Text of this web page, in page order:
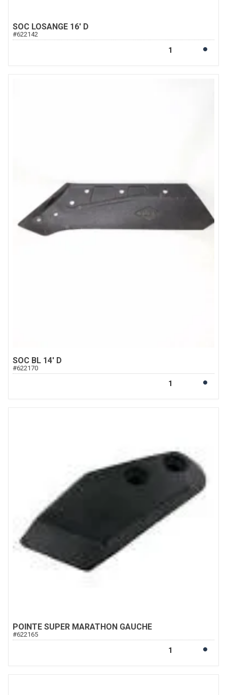
SOC LOSANGE 16' D
#622142
SOC BL 14' D
#622170
POINTE SUPER MARATHON GAUCHE
#622165